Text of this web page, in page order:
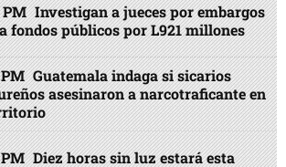
PM Investigan a jueces por embargos
fondos públicos por L921 millones
PM Guatemala indaga si sicarios
asesinaron a narcotraficante en
PM Diez horas sin luz estará esta